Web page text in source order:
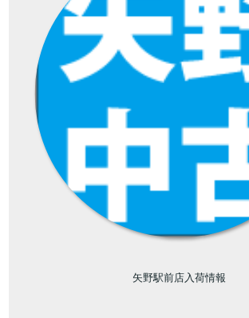
矢野駅前店入荷情報